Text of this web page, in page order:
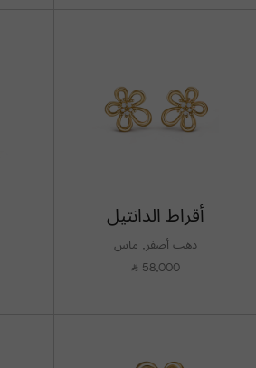
أقراط الدانتيل
ذهب أصفر, ماس
58,000
⃁